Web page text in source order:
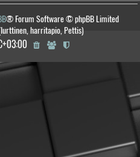
® Forum Software © phpBB Limited
harritapio, Pettis)